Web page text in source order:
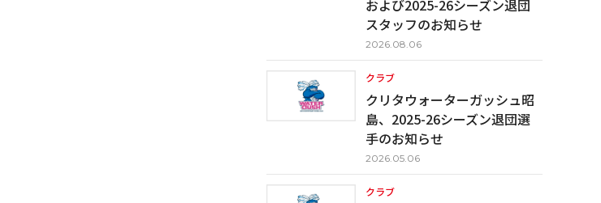
および2025-26シーズン退団
スタッフのお知らせ
2026.08.06
クラブ
クリタウォーターガッシュ昭
島、2025-26シーズン退団選
手のお知らせ
2026.05.06
クラブ